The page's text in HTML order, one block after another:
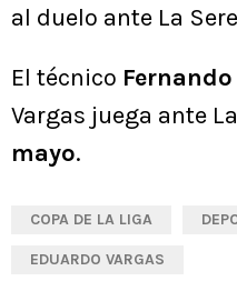
al duelo ante La
El técnico
Vargas juega ante
mayo.
COPA DE LA LIGA
EDUARDO VARGAS